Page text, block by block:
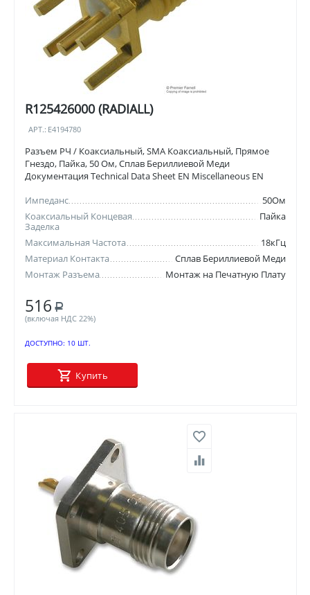
R125426000 (RADIALL)
АРТ.: E4194780
Разъем РЧ / Коаксиальный, SMA Коаксиальный, Прямое
Гнездо, Пайка, 50 Ом, Сплав Бериллиевой Меди
Документация Technical Data Sheet EN Miscellaneous EN
Импеданс
50Ом
Коаксиальный Концевая
Заделка
Пайка
Максимальная Частота
18кГц
Материал Контакта
Сплав Бериллиевой Меди
Монтаж Разъема
Монтаж на Печатную Плату
516 Р
(включая НДС 22%)
ДОСТУПНО: 10 ШТ.
Купить